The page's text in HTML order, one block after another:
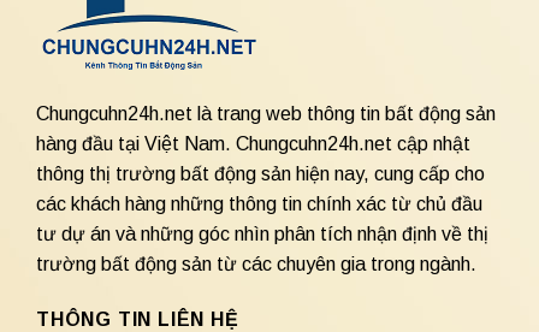
Chungcuhn24h.net là trang web thông tin bất động sản
hàng đầu tại Việt Nam. Chungcuhn24h.net cập nhật
thông thị trường bất động sản hiện nay, cung cấp cho
các khách hàng những thông tin chính xác từ chủ đầu
tư dự án và những góc nhìn phân tích nhận định về thị
trường bất động sản từ các chuyên gia trong ngành.
THÔNG TIN LIÊN HỆ